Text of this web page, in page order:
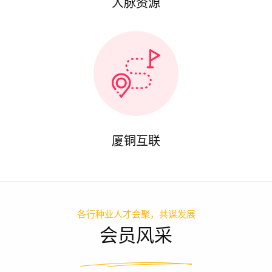
人脉资源
厦铜互联
各行种业人才会聚，共谋发展
会员风采